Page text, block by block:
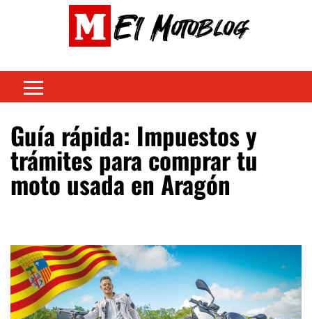
Guía rápida: Impuestos y
trámites para comprar tu
moto usada en Aragón